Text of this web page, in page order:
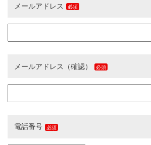
メールアドレス
メールアドレス（確認）
電話番号